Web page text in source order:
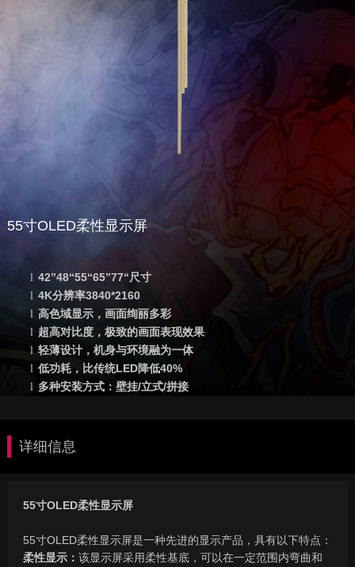
55寸OLED柔性显示屏
l 42”48“55“65”77“尺寸
l 4K分辨率3840*2160
l 高色域显示，画面绚丽多彩
l 超高对比度，极致的画面表现效果
l 轻薄设计，机身与环境融为一体
l 低功耗，比传统LED降低40%
l 多种安装方式：壁挂/立式/拼接
详细信息
55寸OLED柔性显示屏
55寸OLED柔性显示屏是一种先进的显示产品，具有以下特点：
柔性显示： 该显示屏采用柔性基底，可以在一定范围内弯曲和